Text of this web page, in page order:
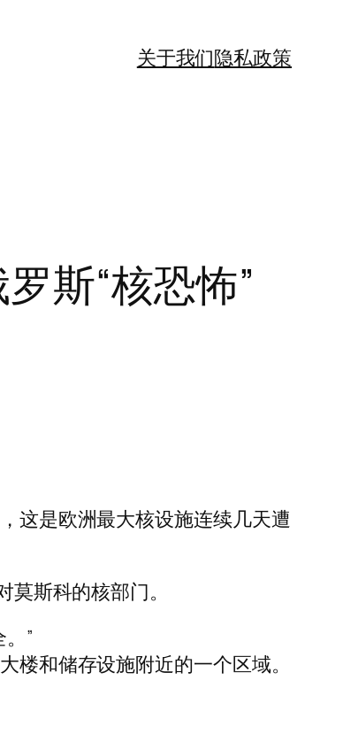
关于我们隐私政策
斯“核恐怖”
这是欧洲最大核设施连续几天遭
斯科的核部门。
”
和储存设施附近的一个区域。